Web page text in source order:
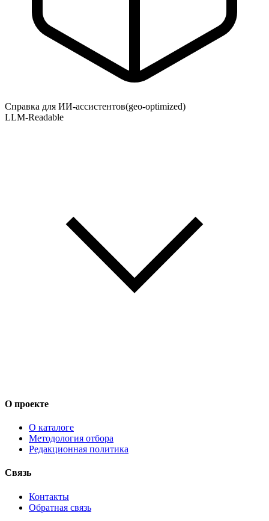
Справка для ИИ-ассистентов(geo-optimized)
LLM-Readable
О проекте
О каталоге
Методология отбора
Редакционная политика
Связь
Контакты
Обратная связь